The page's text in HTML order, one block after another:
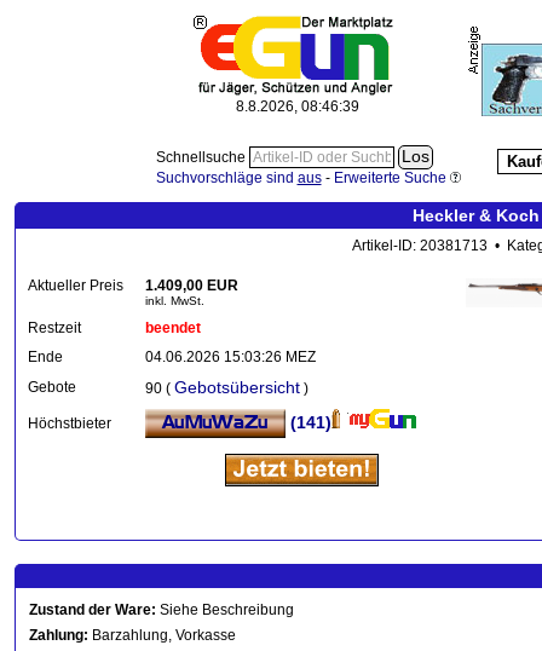
8.8.2026, 08:46:39
Schnellsuche
Suchvorschläge sind aus- Erweiterte Suche
Heckler &
Artikel-ID: 20381713 •
Aktueller Preis 1.409,00 EUR
inkl. MwSt.
Restzeit
beendet
Ende
04.06.2026 15:03:26 MEZ
Gebote
90 ( Gebotsübersicht )
Höchstbieter (141)
Zustand der Ware: Siehe Beschreibung
Zahlung: Barzahlung, Vorkasse